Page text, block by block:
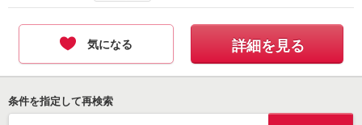
気になる 詳細を見る
条件を指定して再検索